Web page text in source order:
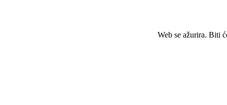
Web se ažurira. Biti